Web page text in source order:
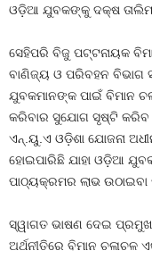
ଓଡ଼ିଆ ଯୁବକଙ୍କୁ ଦକ୍ଷ ତାଲିମ
ସେହିପରି ବିଜୁ ପଟ୍ଟନାୟକ
ବାଣିଜ୍ୟ ଓ ପରିବହନ ବିଭାଗ
ଯୁବକମାନଙ୍କ ପାଇଁ ବିମାନ
କରିବାର ସୁଯୋଗ ସୃଷ୍ଟି କରିବ
ଏନ୍‌.ୟୁ.ଏ ଓଡ଼ିଶା ଯୋଜନା
ହୋଇପାରିଛି ଯାହା ଓଡ଼ିଆ
ପାଠ୍ୟକ୍ରମର ଲାଭ
ସ୍ୱାଗତ ଭାଷଣ ଦେଇ ପ୍ରମୁଖ
ଅର୍ଥନୀତିରେ ବିମାନ